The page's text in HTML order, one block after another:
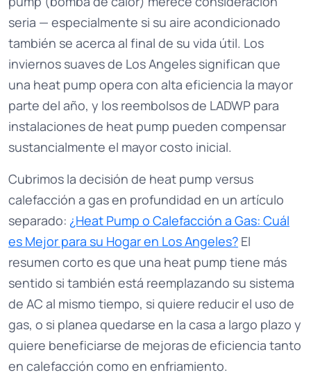
seria — especialmente si su aire acondicionado
también se acerca al final de su vida útil. Los
inviernos suaves de Los Angeles significan que
una heat pump opera con alta eficiencia la mayor
parte del año, y los reembolsos de LADWP para
instalaciones de heat pump pueden compensar
sustancialmente el mayor costo inicial.
Cubrimos la decisión de heat pump versus
calefacción a gas en profundidad en un artículo
separado: ¿Heat Pump o Calefacción a Gas: Cuál
es Mejor para su Hogar en Los Angeles? El
resumen corto es que una heat pump tiene más
sentido si también está reemplazando su sistema
de AC al mismo tiempo, si quiere reducir el uso de
gas, o si planea quedarse en la casa a largo plazo y
quiere beneficiarse de mejoras de eficiencia tanto
en calefacción como en enfriamiento.